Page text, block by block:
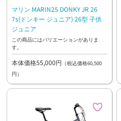
マリン MARIN25 DONKY JR 26
7s(ドンキー ジュニア) 26型 子供
ジュニア
この商品にはバリエーションがありま
す。
本体価格55,000円 （税込価格60,500
円）